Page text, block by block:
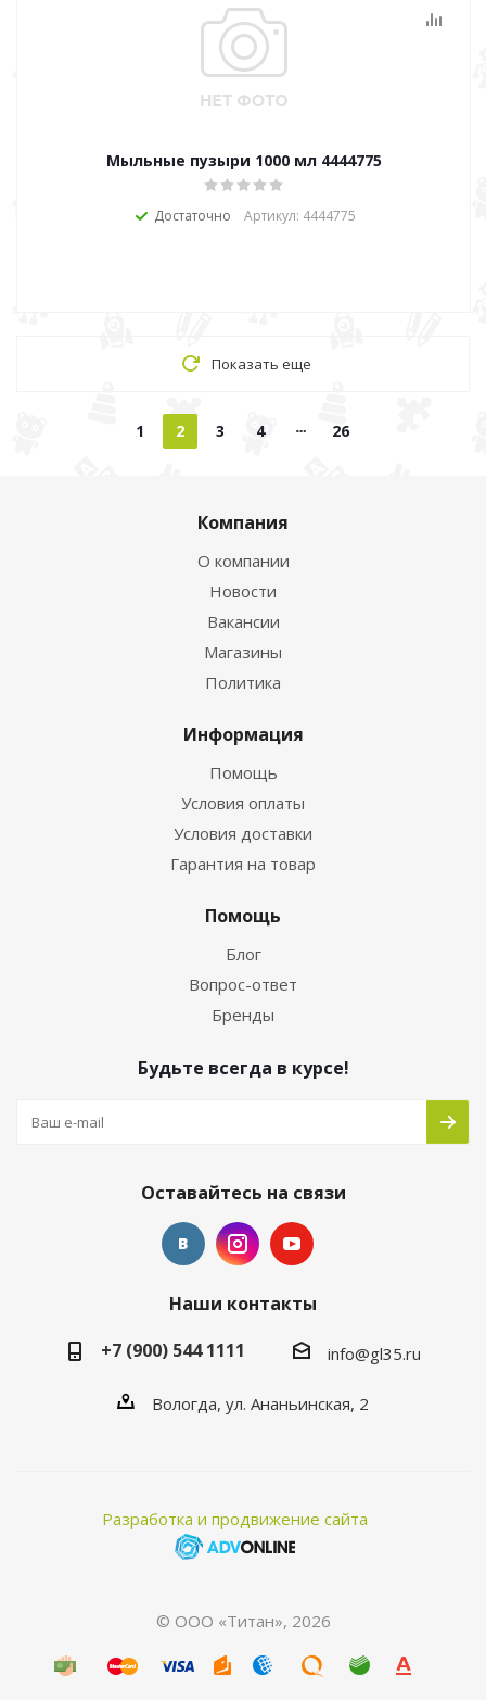
Мыльные пузыри 1000 мл 4444775
Достаточно Артикул: 4444775
Показать еще
1 2 3 4 26
Компания
О компании
Новости
Вакансии
Магазины
Политика
Информация
Помощь
Условия оплаты
Условия доставки
Гарантия на товар
Помощь
Блог
Вопрос-ответ
Бренды
Будьте всегда в курсе!
Оставайтесь на связи
Наши контакты
+7 (900) 544 1111
info@gl35.ru
Вологда, ул. Ананьинская, 2
Разработка и продвижение сайта
© ООО «Титан», 2026